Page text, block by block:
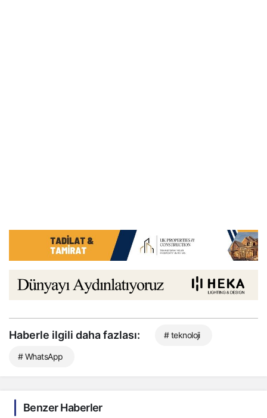
Haberle ilgili daha fazlası: # teknoloji
# WhatsApp
Benzer Haberler